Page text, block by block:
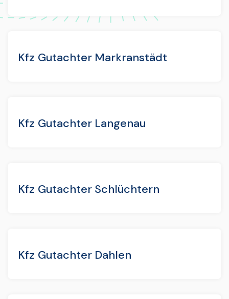
Kfz Gutachter Markranstädt
Kfz Gutachter Langenau
Kfz Gutachter Schlüchtern
Kfz Gutachter Dahlen